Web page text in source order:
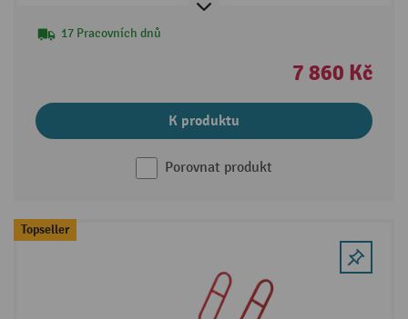
17 Pracovních dnů
7 860 Kč
K produktu
Porovnat produkt
Topseller